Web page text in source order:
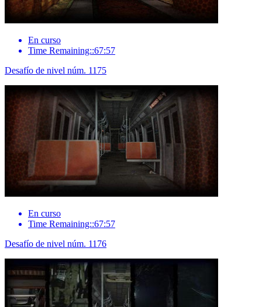
En curso
Time Remaining::67:57
Desafío de nivel núm. 1175
En curso
Time Remaining::67:57
Desafío de nivel núm. 1176